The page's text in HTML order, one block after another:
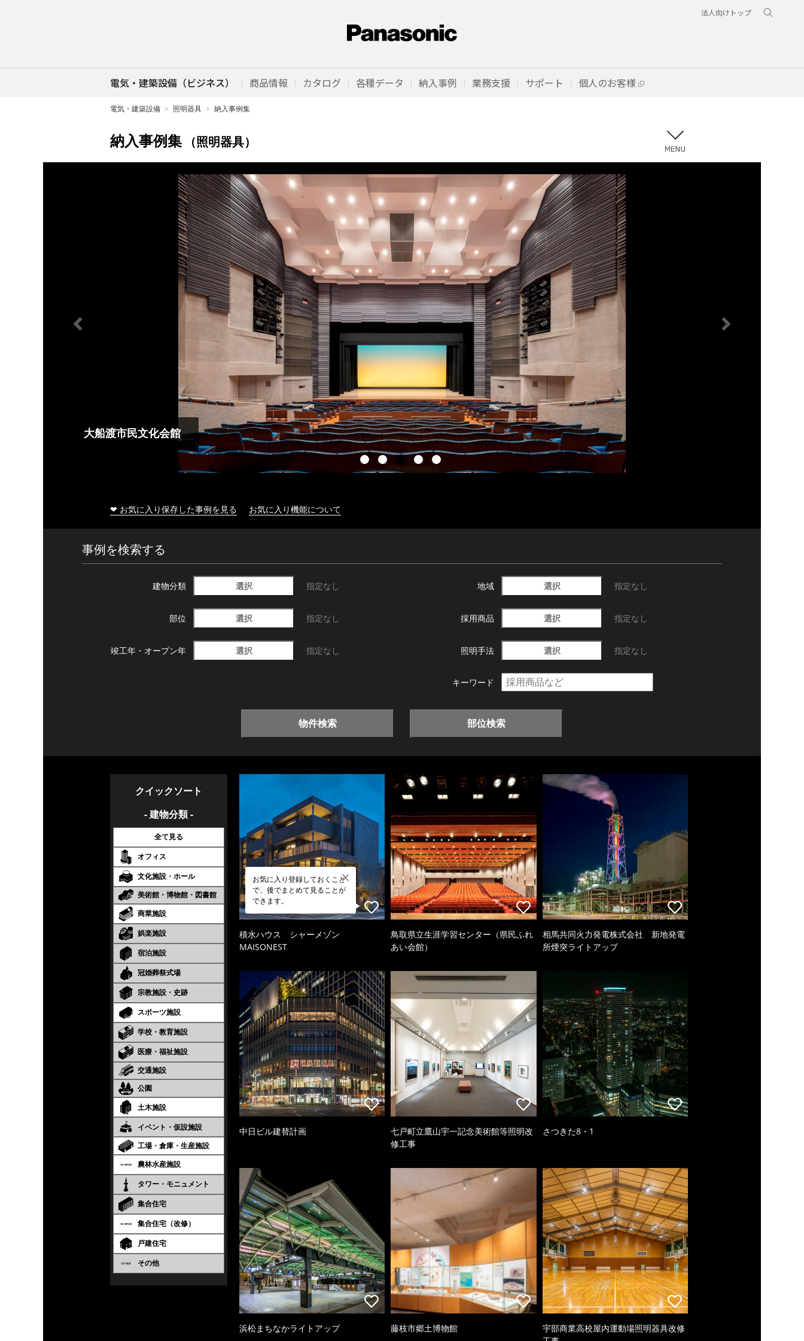
法人向けトップ
電気・建築設備（ビジネス） 商品情報 カタログ 各種データ 納入事例 業務支援 サポート 個人のお客様
電気・建築設備 照明器具 納入事例集
納入事例集 （照明器具）
大船渡市民文化会館
❤ お気に入り保存した事例を見る お気に入り機能について
事例を検索する
建物分類 選択 指定なし 地域 選択 指定なし
部位 選択 指定なし 採用商品 選択 指定なし
竣工年・ オープン年 選択 指定なし 照明手法 選択 指定なし
キーワード
物件検索 部位検索
クイックソート
- 建物分類 -
全て見る
オフィス
文化施設・ホール
美術館・博物館・図書館
商業施設
娯楽施設
宿泊施設
冠婚葬祭式場
宗教施設・史跡
スポーツ施設
学校・教育施設
医療・福祉施設
交通施設
公園
土木施設
イベント・仮設施設
工場・倉庫・生産施設
農林水産施設
タワー・モニュメント
集合住宅
集合住宅（改修）
戸建住宅
その他
お気に入り登録しておくこと
で、後でまとめて見ることが
できます。
積水ハウス シャーメゾン
MAISONEST
鳥取県立生涯学習センター（県民ふれ
あい会館）
相馬共同火力発電株式会社 新地発電
所煙突ライトアップ
中日ビル建替計画
七戸町立鷹山宇一記念美術館等照明改
修工事
さつきた8・1
浜松まちなかライトアップ 藤枝市郷土博物館
宇部商業高校屋内運動場照明器具改修